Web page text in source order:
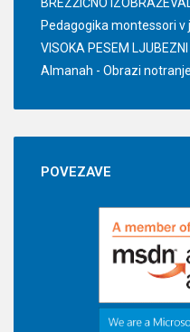
Pedagogika montessori v
VISOKA PESEM LJUBEZNI
Almanah - Obrazi
POVEZAVE